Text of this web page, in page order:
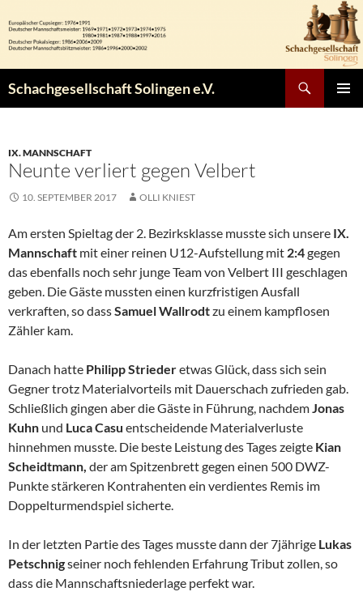
Inhalt
springen
Schachgesellschaft Solingen e.V.
IX. MANNSCHAFT
Neunte verliert gegen Velbert
10. SEPTEMBER 2017 OLLI KNIEST
Am ersten Spieltag der 2. Bezirksklasse musste sich unsere IX.
Mannschaft mit einer reinen U12-Aufstellung mit 2:4gegen
das ebenfalls noch sehr junge Team von Velbert III geschlagen
geben. Die Gäste mussten einen kurzfristigen Ausfall
verkraften, so dassSamuel Wallrodtzu einem kampflosen
Zähler kam.
Danach hatte Philipp Striederetwas Glück, dass sich sein
Gegner trotz Materialvorteils mit Dauerschach zufrieden gab.
Schließlich gingen aber die Gäste in Führung, nachdemJonas
Kuhn und Luca Casu entscheidende Materialverluste
hinnehmen musste. Die beste Leistung des Tages zeigte Kian
Scheidtmann, der am Spitzenbrett gegen einen 500 DWZ-
Punkte stärkeren Kontrahenten ein verdientes Remis im
Doppelturmendspiel sicherte.
In der letzten Partie des Tages musste dann der 7jährige Lukas
Petschnigseiner noch fehlenden Erfahrung Tribut zollen, so
dass die Mannschaftsniederlage perfekt war.